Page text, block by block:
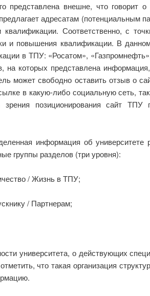
представлена внешне, что говорит
адресатам (потенциальным
Соответственно, с
и повышения квалификации. В
в ТПУ: «Росатом»,
которых представлена
может свободно оставить отзыв о
в какую-либо социальную сеть,
позиционирования сайт ТПУ
информация об
группы разделов (три уровня):
/ Жизнь в ТПУ;
/ Партнерам;
университета, о действующих
что такая организация